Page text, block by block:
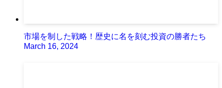
市場を制した戦略！歴史に名を刻む投資の勝者たち
March 16, 2024